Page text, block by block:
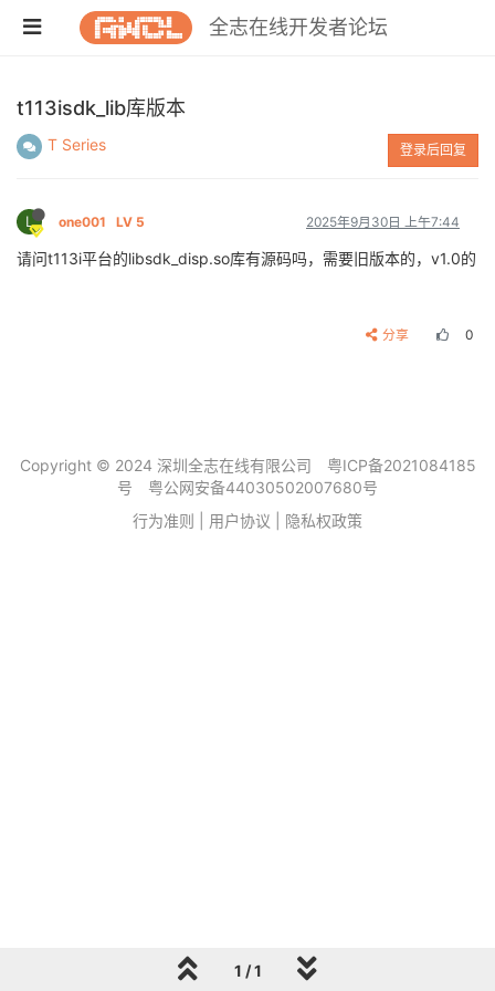
全志在线开发者论坛
t113isdk_lib库版本
T Series 登录后回复
L one001 LV 5 2025年9月30日 上午7:44
请问t113i平台的libsdk_disp.so库有源码吗，需要旧版本的，v1.0的
分享 0
1 / 1
Copyright © 2024 深圳全志在线有限公司
粤ICP备2021084185
号
粤公网安备44030502007680号
行为准则
用户协议 隐私权政策